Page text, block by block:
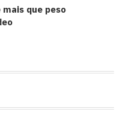
mais que peso